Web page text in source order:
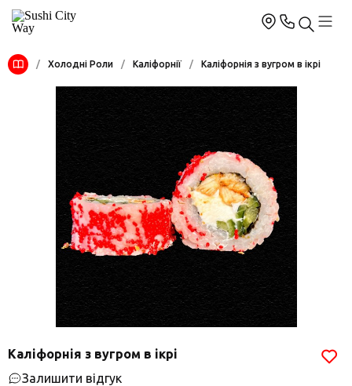
/ Холодні Роли / Каліфорнії / Каліфорнія з вугром в ікрі
Каліфорнія з вугром в ікрі
Залишити відгук